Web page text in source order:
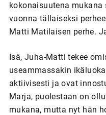
kokonaisuutena mukana
vuonna tällaiseksi
Matti Matilaisen perhe.
Isä, Juha-Matti tekee
useammassakin
aktiivisesti ja ovat
Marja, puolestaan on
mukana, mutta nyt hän